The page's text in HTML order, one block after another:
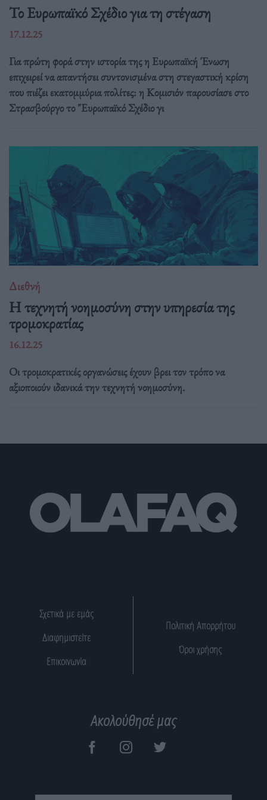
Το Ευρωπαϊκό Σχέδιο για τη στέγαση
17.12.25
Για πρώτη φορά στην ιστορία της η Ευρωπαϊκή Ένωση
επιχειρεί να απαντήσει συντονισμένα στη στεγαστική κρίση
που πιέζει εκατομμύρια πολίτες: η Κομισιόν παρουσίασε στο
Στρασβούργο το "Ευρωπαϊκό Σχέδιο γι
Διεθνή
Η τεχνητή νοημοσύνη στην υπηρεσία της
τρομοκρατίας
16.12.25
Οι τρομοκρατικές οργανώσεις έχουν βρει τον τρόπο να
αξιοποιούν ιδανικά την τεχνητή νοημοσύνη.
Σχετικά με εμάς
Διαφημιστείτε
Επικοινωνία
Πολιτική Απορρήτου
Όροι χρήσης
Ακολούθησέ μας